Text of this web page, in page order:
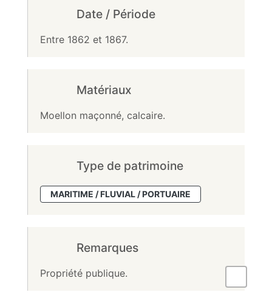
Date / Période
Entre 1862 et 1867.
Matériaux
Moellon maçonné, calcaire.
Type de patrimoine
MARITIME / FLUVIAL / PORTUAIRE
Remarques
Propriété publique.